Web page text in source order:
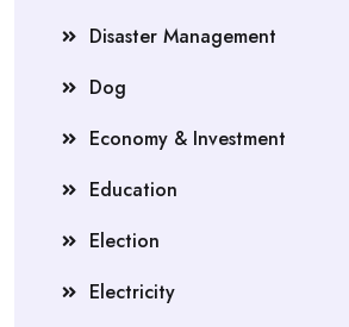
Disaster Management
Dog
Economy & Investment
Education
Election
Electricity